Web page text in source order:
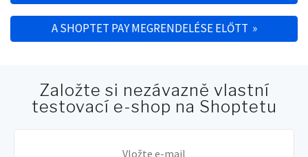
Post navigation
A SHOPTET PAY MEGRENDELÉSE ELŐTT »
Založte si nezávazně vlastní
testovací e-shop na Shoptetu